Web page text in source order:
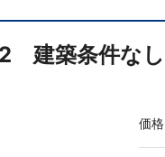
建築条件なし
価格